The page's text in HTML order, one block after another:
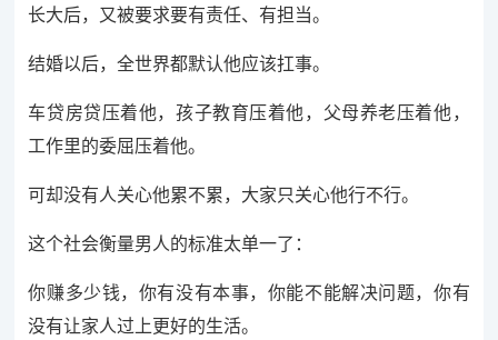
长大后，又被要求要有责任、有担当。
结婚以后，全世界都默认他应该扛事。
车贷房贷压着他，孩子教育压着他，父母养老压着他，
工作里的委屈压着他。
可却没有人关心他累不累，大家只关心他行不行。
这个社会衡量男人的标准太单一了：
你赚多少钱，你有没有本事，你能不能解决问题，你有
没有让家人过上更好的生活。